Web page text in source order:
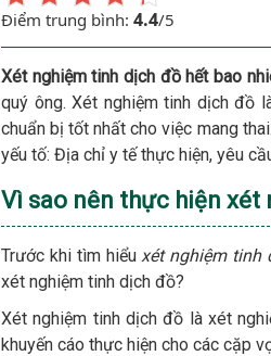
Điểm trung bình: 4.4/5
Xét nghiệm tinh dịch đồ hết bao
quý ông. Xét nghiệm tinh dịch đồ
chuẩn bị tốt nhất cho việc mang
yếu tố: Địa chỉ y tế thực hiện, yêu
Vì sao nên thực hiện xét
Trước khi tìm hiểuxét nghiệm tinh
xét nghiệm tinh dịch đồ?
Xét nghiệm tinh dịch đồ là xét
khuyến cáo thực hiện cho các cặp